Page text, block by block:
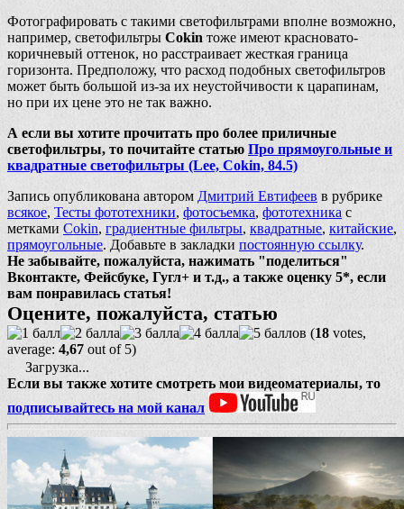
Фотографировать с такими светофильтрами вполне возможно,
например, светофильтры Cokin тоже имеют красновато-
коричневый оттенок, но расстраивает жесткая граница
горизонта. Предположу, что расход подобных светофильтров
может быть большой из-за их неустойчивости к царапинам,
но при их цене это не так важно.
А если вы хотите прочитать про более приличные
светофильтры, то почитайте статью Про прямоугольные и
квадратные светофильтры (Lee, Cokin, 84.5)
Запись опубликована автором Дмитрий Евтифеев в рубрике
всякое, Тесты фототехники, фотосъемка, фототехника с
метками Cokin, градиентные фильтры, квадратные, китайские,
прямоугольные. Добавьте в закладки постоянную ссылку.
Не забывайте, пожалуйста, нажимать "поделиться"
Вконтакте, Фейсбуке, Гугл+ и т.д., а также оценку 5*, если
вам понравилась статья!
Оцените, пожалуйста, статью
(18 votes,
average: 4,67 out of 5)
Загрузка...
Если вы также хотите смотреть мои видеоматериалы, то
подписывайтесь на мой канал